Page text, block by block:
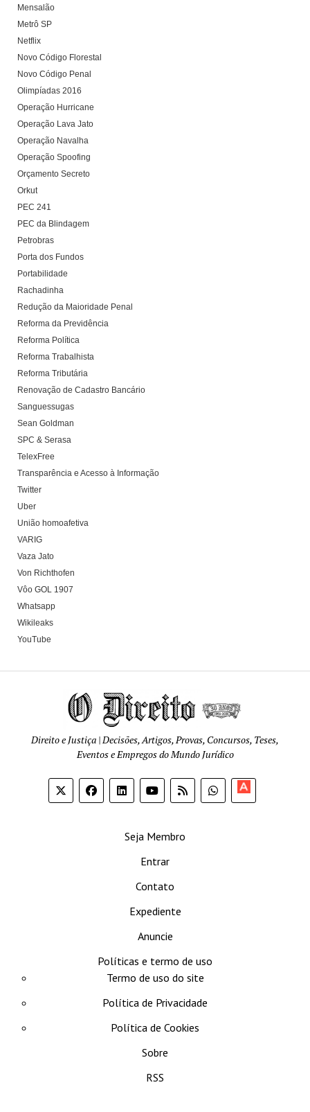
Mensalão
Metrô SP
Netflix
Novo Código Florestal
Novo Código Penal
Olimpíadas 2016
Operação Hurricane
Operação Lava Jato
Operação Navalha
Operação Spoofing
Orçamento Secreto
Orkut
PEC 241
PEC da Blindagem
Petrobras
Porta dos Fundos
Portabilidade
Rachadinha
Redução da Maioridade Penal
Reforma da Previdência
Reforma Política
Reforma Trabalhista
Reforma Tributária
Renovação de Cadastro Bancário
Sanguessugas
Sean Goldman
SPC & Serasa
TelexFree
Transparência e Acesso à Informação
Twitter
Uber
União homoafetiva
VARIG
Vaza Jato
Von Richthofen
Vôo GOL 1907
Whatsapp
Wikileaks
YouTube
Direito e Justiça | Decisões, Artigos, Provas, Concursos, Teses,
Eventos e Empregos do Mundo Jurídico
Seja Membro
Entrar
Contato
Expediente
Anuncie
Políticas e termo de uso
Termo de uso do site
Política de Privacidade
Política de Cookies
Sobre
RSS